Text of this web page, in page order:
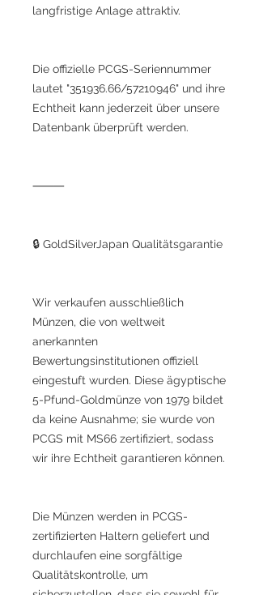
langfristige Anlage attraktiv.
Die offizielle PCGS-Seriennummer
lautet "351936.66/57210946" und ihre
Echtheit kann jederzeit über unsere
Datenbank überprüft werden.
⸻
🔒 GoldSilverJapan Qualitätsgarantie
Wir verkaufen ausschließlich
Münzen, die von weltweit
anerkannten
Bewertungsinstitutionen offiziell
eingestuft wurden. Diese ägyptische
5-Pfund-Goldmünze von 1979 bildet
da keine Ausnahme; sie wurde von
PCGS mit MS66 zertifiziert, sodass
wir ihre Echtheit garantieren können.
Die Münzen werden in PCGS-
zertifizierten Haltern geliefert und
durchlaufen eine sorgfältige
Qualitätskontrolle, um